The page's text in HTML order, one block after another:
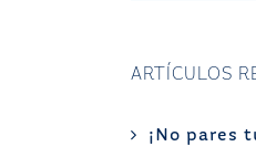
ARTÍCULOS
¡No pares